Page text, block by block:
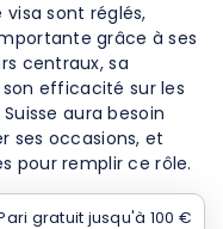
sont réglés,
grâce à ses
centraux, sa
efficacité sur les
aura besoin
ses occasions, et
pour remplir ce rôle.
gratuit jusqu'à 100 €